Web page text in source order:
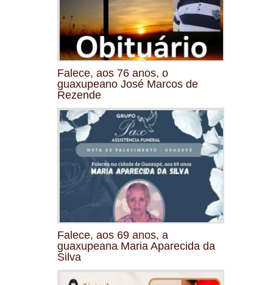
Falece, aos 76 anos, o
guaxupeano José Marcos de
Rezende
Falece, aos 69 anos, a
guaxupeana Maria Aparecida da
Silva